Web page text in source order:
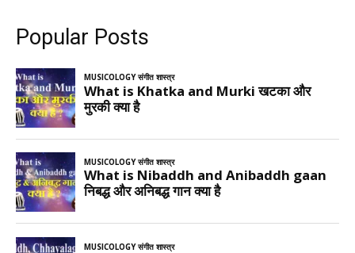
Popular Posts